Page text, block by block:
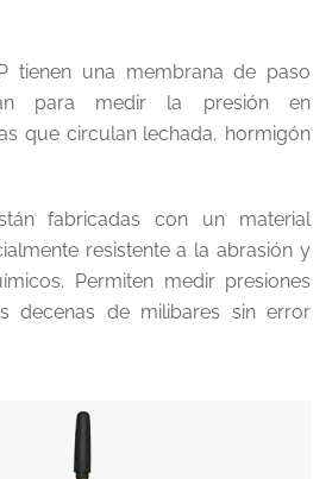
tienen una membrana de paso
para medir la presión en
que circulan lechada, hormigón
fabricadas con un material
resistente a la abrasión y
Permiten medir presiones
decenas de milibares sin error